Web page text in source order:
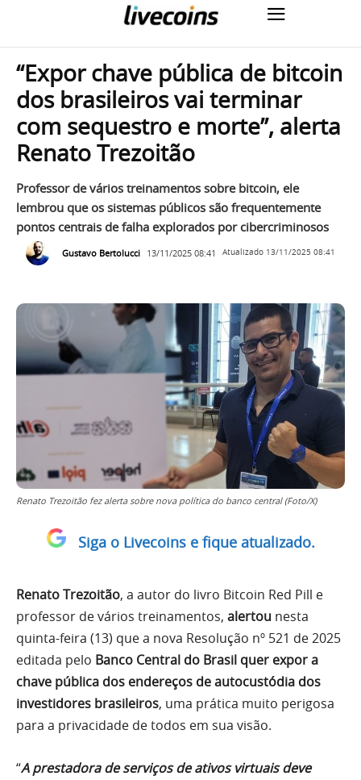
“Expor chave pública de bitcoin
dos brasileiros vai terminar
com sequestro e morte”, alerta
Renato Trezoitão
Professor de vários treinamentos sobre bitcoin, ele
lembrou que os sistemas públicos são frequentemente
pontos centrais de falha explorados por cibercriminosos
Gustavo Bertolucci 13/11/2025 08:41 Atualizado 13/11/2025 08:41
Renato Trezoitão fez alerta sobre nova política do banco central (Foto/X)
Siga o Livecoins e fique atualizado.
Renato Trezoitão, a autor do livro Bitcoin Red Pill e
professor de vários treinamentos, alertou nesta
quinta-feira (13) que a nova Resolução nº 521 de 2025
editada pelo Banco Central do Brasil quer expor a
chave pública dos endereços de autocustódia dos
investidores brasileiros, uma prática muito perigosa
para a privacidade de todos em sua visão.
“A prestadora de serviços de ativos virtuais deve